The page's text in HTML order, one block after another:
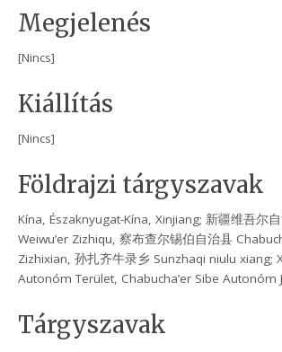
Megjelenés
[Nincs]
Kiállítás
[Nincs]
Földrajzi tárgyszavak
Kína, Északnyugat-Kína, Xinjiang; 新疆维吾尔
Weiwu’er Zizhiqu, 察布查尔锡伯自治县
Zizhixian, 孙扎齐牛录乡 Sunzhaqi niulu xiang;
Autonóm Terület, Chabucha’er Sibe Autonóm
Tárgyszavak